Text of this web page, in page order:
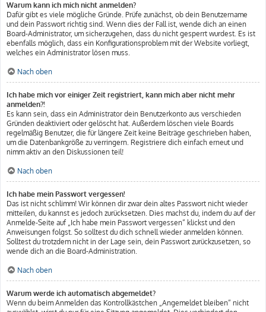
Warum kann ich mich nicht anmelden?
Dafür gibt es viele mögliche Gründe. Prüfe zunächst, ob dein Benutzername
und dein Passwort richtig sind. Wenn dies der Fall ist, wende dich an einen
Board-Administrator, um sicherzugehen, dass du nicht gesperrt wurdest. Es ist
ebenfalls möglich, dass ein Konfigurationsproblem mit der Website vorliegt,
welches ein Administrator lösen muss.
Nach oben
Ich habe mich vor einiger Zeit registriert, kann mich aber nicht mehr
anmelden?!
Es kann sein, dass ein Administrator dein Benutzerkonto aus verschieden
Gründen deaktiviert oder gelöscht hat. Außerdem löschen viele Boards
regelmäßig Benutzer, die für längere Zeit keine Beiträge geschrieben haben,
um die Datenbankgröße zu verringern. Registriere dich einfach erneut und
nimm aktiv an den Diskussionen teil!
Nach oben
Ich habe mein Passwort vergessen!
Das ist nicht schlimm! Wir können dir zwar dein altes Passwort nicht wieder
mitteilen, du kannst es jedoch zurücksetzen. Dies machst du, indem du auf der
Anmelde-Seite auf „Ich habe mein Passwort vergessen“ klickst und den
Anweisungen folgst. So solltest du dich schnell wieder anmelden können.
Solltest du trotzdem nicht in der Lage sein, dein Passwort zurückzusetzen, so
wende dich an die Board-Administration.
Nach oben
Warum werde ich automatisch abgemeldet?
Wenn du beim Anmelden das Kontrollkästchen „Angemeldet bleiben“ nicht